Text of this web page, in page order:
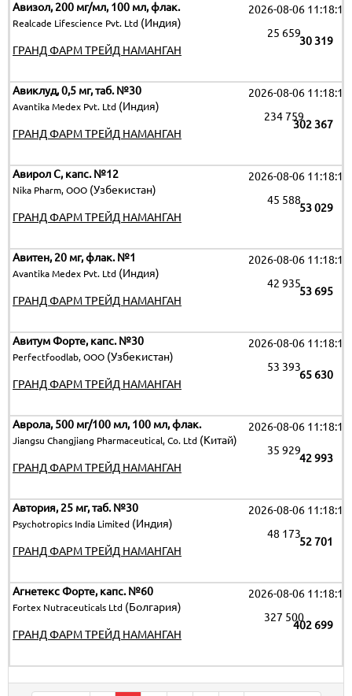
Авизол, 200 мг/мл, 100 мл, флак.
Realcade Lifescience Pvt. Ltd (Индия)
2026-08-06 11:18:19
30 319
25 659
ГРАНД ФАРМ ТРЕЙД НАМАНГАН
Авиклуд, 0,5 мг, таб. №30
Avantika Medex Pvt. Ltd (Индия)
2026-08-06 11:18:19
302 367
234 759
ГРАНД ФАРМ ТРЕЙД НАМАНГАН
Авирол C, капс. №12
Nika Pharm, ООО (Узбекистан)
2026-08-06 11:18:19
53 029
45 588
ГРАНД ФАРМ ТРЕЙД НАМАНГАН
Авитен, 20 мг, флак. №1
Avantika Medex Pvt. Ltd (Индия)
2026-08-06 11:18:19
53 695
42 935
ГРАНД ФАРМ ТРЕЙД НАМАНГАН
Авитум Форте, капс. №30
Perfectfoodlab, ООО (Узбекистан)
2026-08-06 11:18:19
65 630
53 393
ГРАНД ФАРМ ТРЕЙД НАМАНГАН
Аврола, 500 мг/100 мл, 100 мл, флак.
Jiangsu Changjiang Pharmaceutical, Co. Ltd (Китай)
2026-08-06 11:18:19
42 993
35 929
ГРАНД ФАРМ ТРЕЙД НАМАНГАН
Автория, 25 мг, таб. №30
Psychotropics India Limited (Индия)
2026-08-06 11:18:19
52 701
48 173
ГРАНД ФАРМ ТРЕЙД НАМАНГАН
Агнетекс Форте, капс. №60
Fortex Nutraceuticals Ltd (Болгария)
2026-08-06 11:18:19
402 699
327 500
ГРАНД ФАРМ ТРЕЙД НАМАНГАН